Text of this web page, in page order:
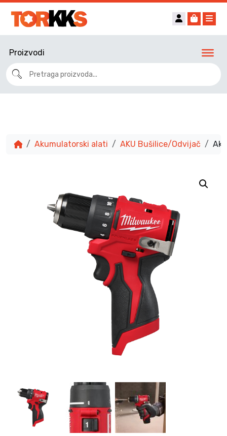
Account
Cart
Proizvodi
Akumulatorski alati AKU Bušilice/Odvijač